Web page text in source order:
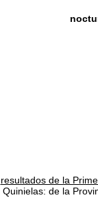
resultados de la
Quinielas: de la